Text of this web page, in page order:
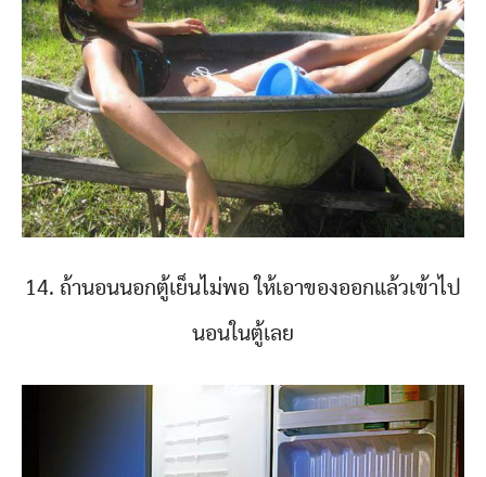
14. ถ้านอนนอกตู้เย็นไม่พอ ให้เอาของออกแล้วเข้าไป
นอนในตู้เลย